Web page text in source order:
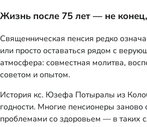
Жизнь после 75 лет — не
Священническая пенсия редко
или просто оставаться рядом с
атмосфера: совместная молитва,
советом и опытом.
История кс. Юзефа Потыралы из
годности. Многие пенсионеры
проблемами со здоровьем — в таких